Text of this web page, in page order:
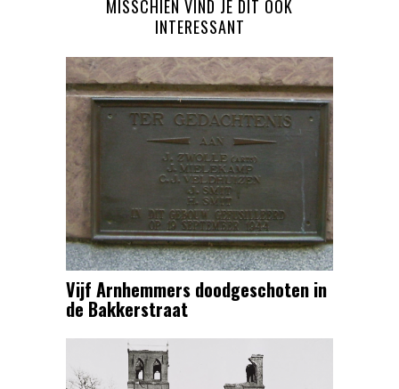
MISSCHIEN VIND JE DIT OOK
INTERESSANT
Vijf Arnhemmers doodgeschoten in
de Bakkerstraat